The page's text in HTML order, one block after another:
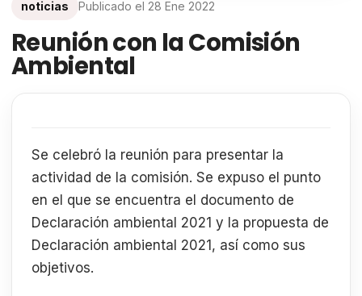
noticias Publicado el 28 Ene 2022
Reunión con la Comisión
Ambiental
Se celebró la reunión para presentar la
actividad de la comisión. Se expuso el punto
en el que se encuentra el documento de
Declaración ambiental 2021 y la propuesta de
Declaración ambiental 2021, así como sus
objetivos.